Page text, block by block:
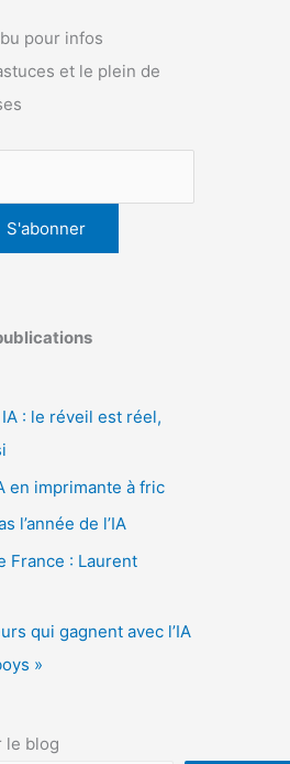
pour infos
et le plein de
: le réveil est réel,
en imprimante à fric
l’année de l’IA
France : Laurent
qui gagnent avec l’IA
»
le blog